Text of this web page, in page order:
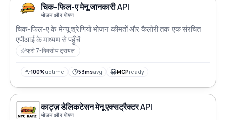
चिक-फिल-ए मेनू जानकारी API
भोजन और पोषण
चिक-फिल-ए के मेन्यू श्रेणियों भोजन कीमतों और कैलोरी तक एक संरचित
एपीआई के माध्यम से पहुँचें
फ्री 7-दिवसीय ट्रायल
100%uptime 53msavg MCPready
काट्ज़ डेलिकटेसन मेनू एक्सट्रैक्टर API
भोजन और पोषण